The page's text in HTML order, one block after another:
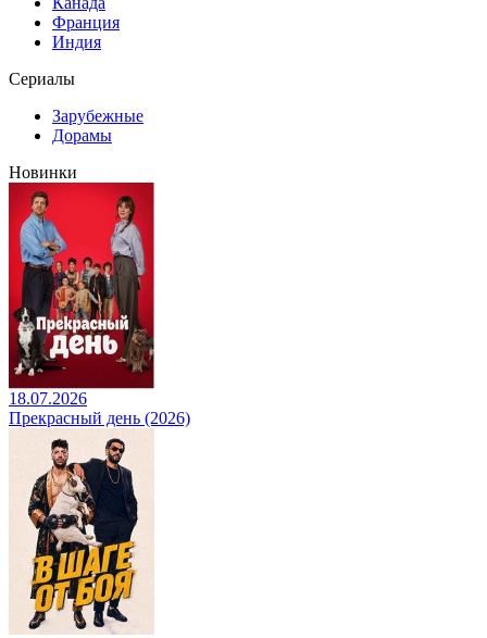
Франция
Индия
Сериалы
Зарубежные
Дорамы
Новинки
18.07.2026
Прекрасный день (2026)